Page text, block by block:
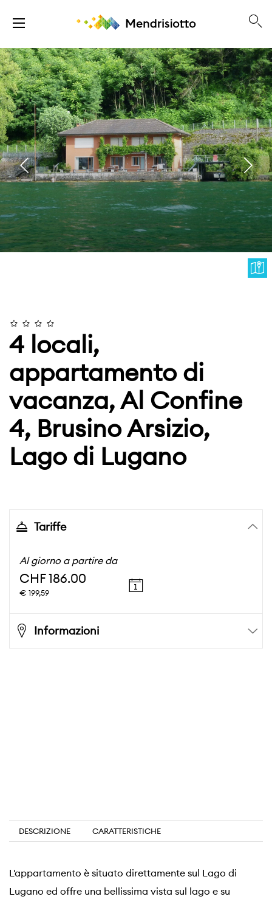
4 locali,
appartamento di
vacanza, Al Confine
4, Brusino Arsizio,
Lago di Lugano
Tariffe
Al giorno a partire da
CHF 186.00
€ 199,59
Informazioni
DESCRIZIONE CARATTERISTICHE
L'appartamento è situato direttamente sul Lago di
Lugano ed offre una bellissima vista sul lago e su